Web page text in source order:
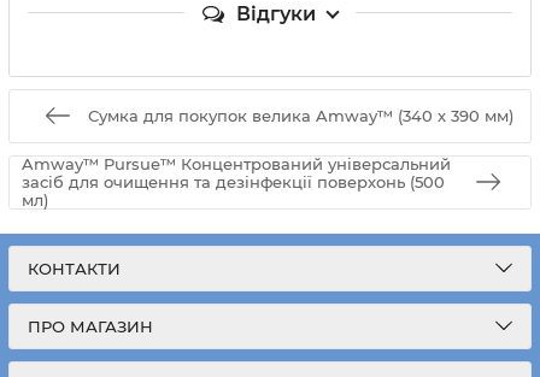
Відгуки
Сумка для покупок велика Amway™ (340 х 390 мм)
Amway™ Pursue™ Концентрований універсальний
засіб для очищення та дезінфекції поверхонь (500
мл)
КОНТАКТИ
ПРО МАГАЗИН